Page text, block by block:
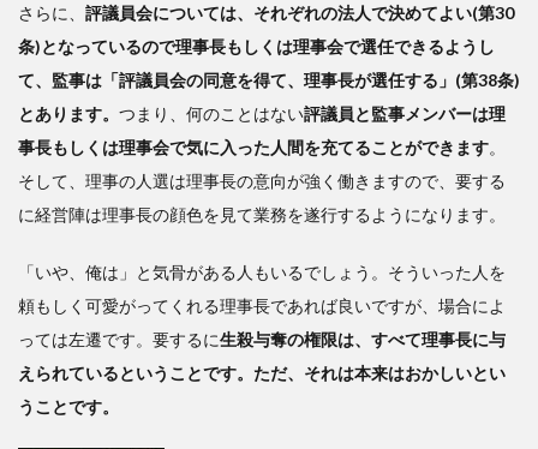
さらに、 評議員会については、それぞれの法人で決めてよい(第30
条)となっているので理事長もしくは理事会で選任できるようし
て、監事は「評議員会の同意を得て、理事長が選任する」(第38条)
とあります。 つまり、何のことはない評議員と監事メンバーは理
事長もしくは理事会で気に入った人間を充てることができます。
そして、理事の人選は理事長の意向が強く働きますので、要する
に経営陣は理事長の顔色を見て業務を遂行するようになります。
「いや、俺は」と気骨がある人もいるでしょう。そういった人を
頼もしく可愛がってくれる理事長であれば良いですが、場合によ
っては左遷です。要するに生殺与奪の権限は、すべて理事長に与
えられているということです。ただ、それは本来はおかしいとい
うことです。